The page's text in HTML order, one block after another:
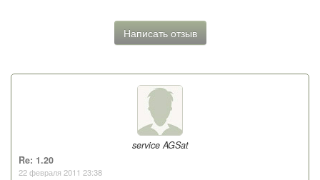
Написать отзыв
service AGSat
Re: 1.20
22 февраля 2011 23:38